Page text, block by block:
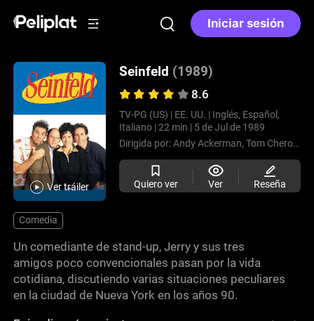
Iniciar sesión
Ver tráiler
Seinfeld (1989)
8.6
TV-PG (US) | EE. UU. | Inglés, Español,
Italiano | 22 min | 5 de Jul de 1989
Dirigida por:Andy Ackerman, Tom Cherones,
Quiero ver Ver Reseña
Comedia
Un comediante de stand-up, Jerry y sus tres
amigos poco convencionales pasan por la vida
cotidiana, discutiendo varias situaciones peculiares
en la ciudad de Nueva York en los años 90.